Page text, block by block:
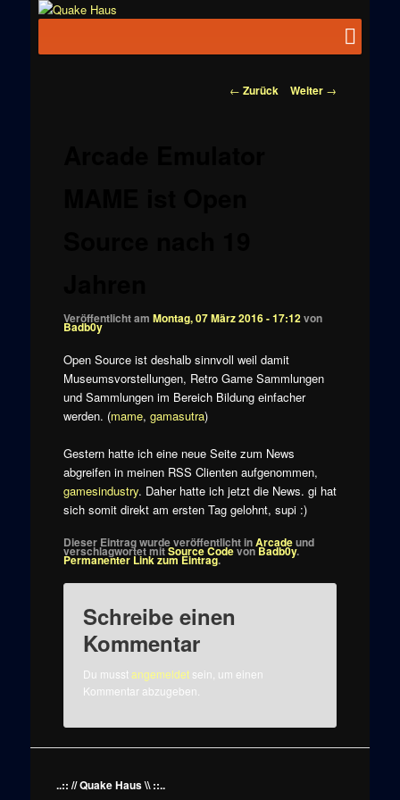
News zu
Beitragsnavigation
← Zurück Weiter →
Veröffentlicht am Montag, 07 März 2016 - 17:12von
Badb0y
Open Source ist deshalb sinnvoll weil damit
Museumsvorstellungen, Retro Game Sammlungen
und Sammlungen im Bereich Bildung einfacher
werden. (mame, gamasutra)
Gestern hatte ich eine neue Seite zum News
abgreifen in meinen RSS Clienten aufgenommen,
gamesindustry. Daher hatte ich jetzt die News. gi hat
sich somit direkt am ersten Tag gelohnt, supi :)
Dieser Eintrag wurde veröffentlicht inArcadeund
verschlagwortet mitSource CodevonBadb0y.
Permanenter Link zum Eintrag.
Schreibe einen
Kommentar
Du musstangemeldetsein, um einen
Kommentar abzugeben.
..:: // Quake Haus \\ ::..